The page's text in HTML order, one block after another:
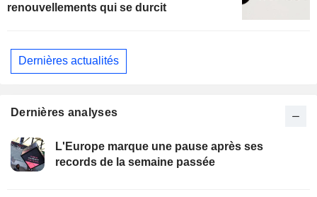
renouvellements qui se durcit
Dernières actualités
Dernières analyses
L'Europe marque une pause après ses
records de la semaine passée